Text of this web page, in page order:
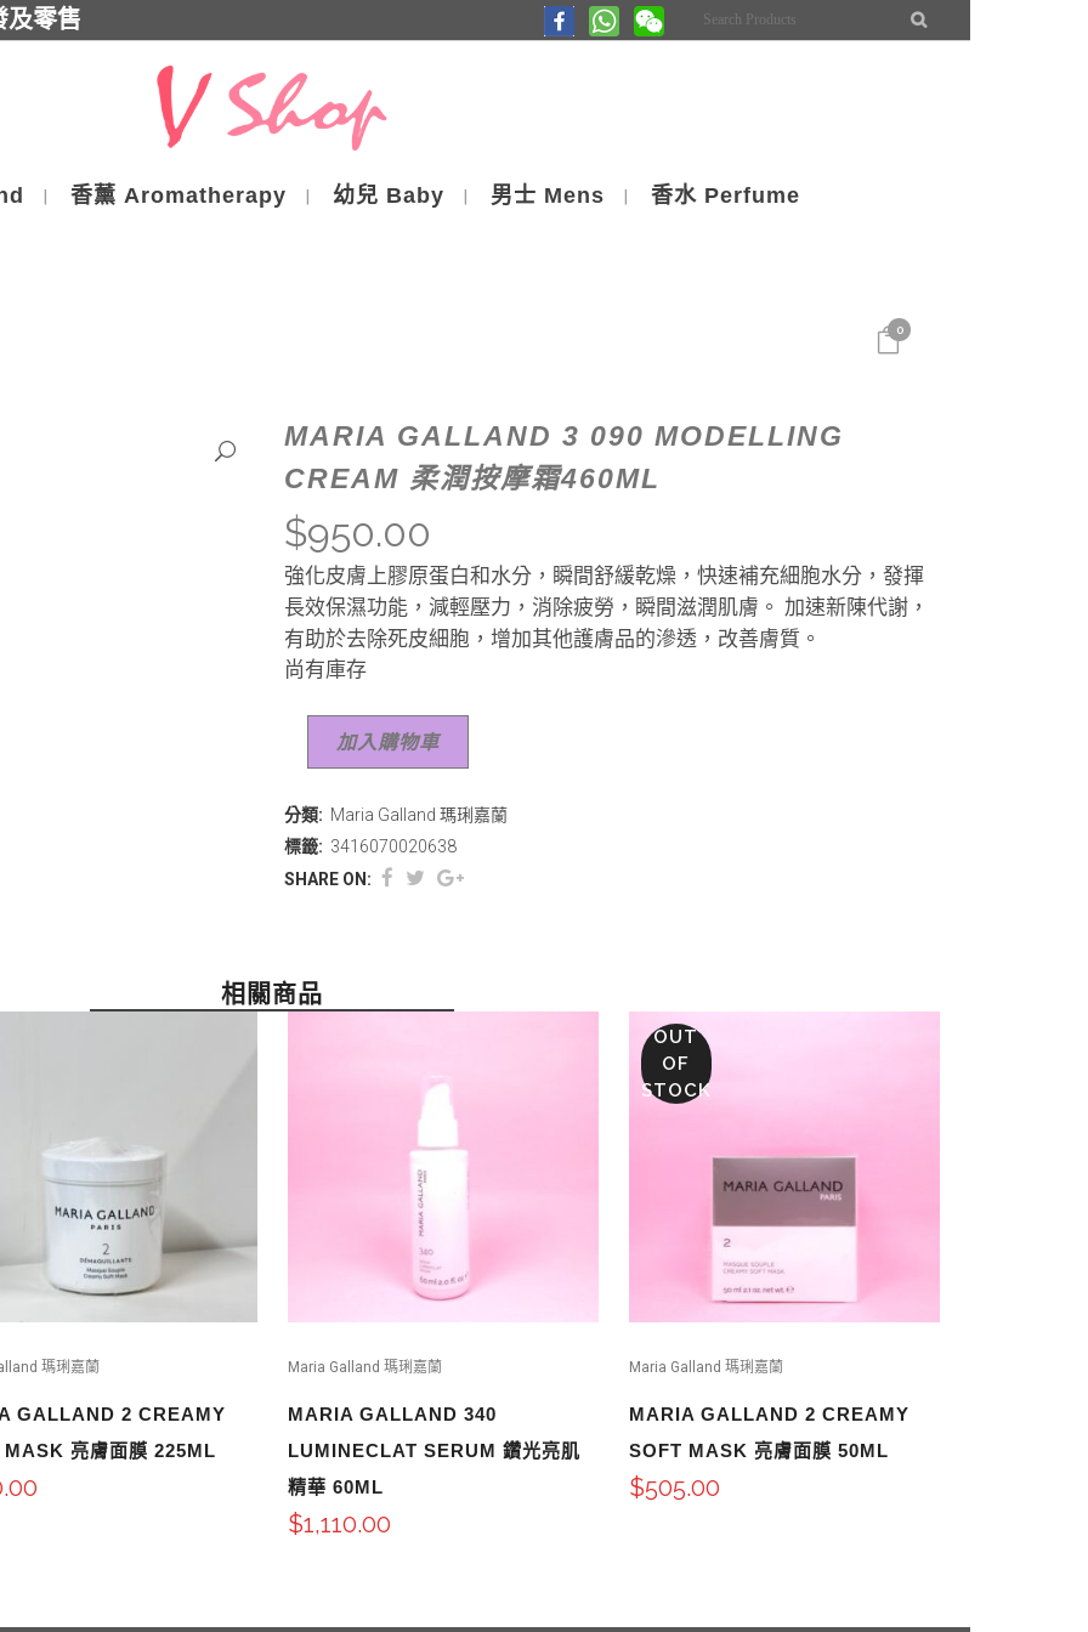
及零售
香薰 Aromatherapy 幼兒 Baby 男士 Mens 香水 Perfume
0
MARIA GALLAND 3 090 MODELLING
CREAM 柔潤按摩霜460ML
$950.00
強化皮膚上膠原蛋白和水分，瞬間舒緩乾燥，快速補充細胞水分，發揮
長效保濕功能，減輕壓力，消除疲勞，瞬間滋潤肌膚。 加速新陳代謝，
有助於去除死皮細胞，增加其他護膚品的滲透，改善膚質。
尚有庫存
加入購物車
分類: Maria Galland 瑪琍嘉蘭
標籤: 3416070020638
SHARE ON:
相關商品
瑪琍嘉蘭
GALLAND 2 CREAMY
MASK 亮膚面膜 225ML
Maria Galland 瑪琍嘉蘭
MARIA GALLAND 340
LUMINECLAT SERUM 鑽光亮肌
精華 60ML
$1,110.00
OUT
OF
STOCK
Maria Galland 瑪琍嘉蘭
MARIA GALLAND 2 CREAMY
SOFT MASK 亮膚面膜 50ML
$505.00